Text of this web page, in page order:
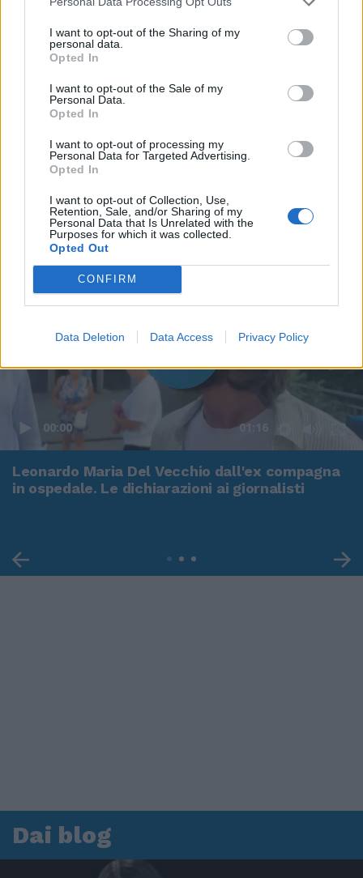
I want to opt-out of the Sharing of my
personal data.
Opted In
I want to opt-out of the Sale of my
Personal Data.
Opted In
I want to opt-out of processing my
Personal Data for Targeted Advertising.
Opted In
I want to opt-out of Collection, Use,
Retention, Sale, and/or Sharing of my
Personal Data that Is Unrelated with the
Purposes for which it was collected.
Opted Out
CONFIRM
Data Deletion Data Access Privacy Policy
00:00 01:16
Leonardo Maria Del Vecchio dall'ex compagna
in ospedale. Le dichiarazioni ai giornalisti
Dai blog